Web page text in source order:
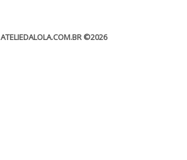
ATELIEDALOLA.COM.BR©2026